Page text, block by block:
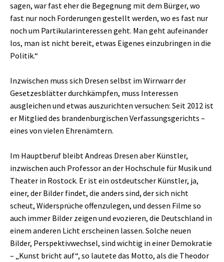
sagen, war fast eher die Begegnung mit dem Bürger, wo
fast nur noch Forderungen gestellt werden, wo es fast nur
noch um Partikularinteressen geht. Man geht aufeinander
los, man ist nicht bereit, etwas Eigenes einzubringen in die
Politik.“
Inzwischen muss sich Dresen selbst im Wirrwarr der
Gesetzesblätter durchkämpfen, muss Interessen
ausgleichen und etwas auszurichten versuchen: Seit 2012 ist
er Mitglied des brandenburgischen Verfassungsgerichts –
eines von vielen Ehrenämtern.
Im Hauptberuf bleibt Andreas Dresen aber Künstler,
inzwischen auch Professor an der Hochschule für Musik und
Theater in Rostock. Er ist ein ostdeutscher Künstler, ja,
einer, der Bilder findet, die anders sind, der sich nicht
scheut, Widersprüche offenzulegen, und dessen Filme so
auch immer Bilder zeigen und evozieren, die Deutschland in
einem anderen Licht erscheinen lassen. Solche neuen
Bilder, Perspektivwechsel, sind wichtig in einer Demokratie
– „Kunst bricht auf“, so lautete das Motto, als die Theodor